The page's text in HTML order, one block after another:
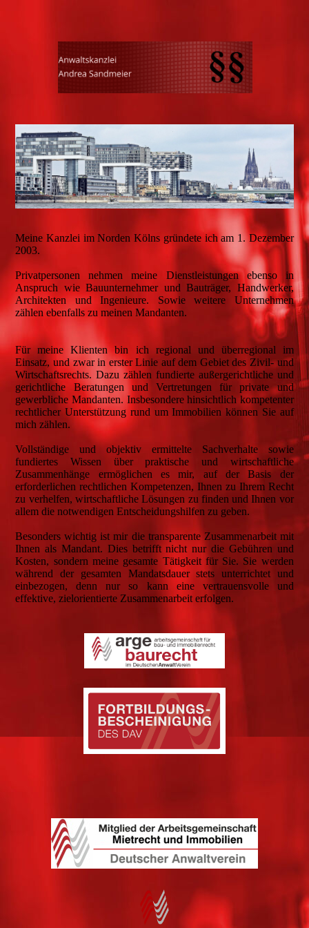
Meine Kanzlei im Norden Kölns gründete ich am 1. Dezember
2003.
Privatpersonen nehmen meine Dienstleistungen ebenso in
Anspruch wie Bauunternehmer und Bauträger, Handwerker,
Architekten und Ingenieure. Sowie weitere Unternehmen
zählen ebenfalls zu meinen Mandanten.
Für meine Klienten bin ich regional und überregional im
Einsatz, und zwar in erster Linie auf dem Gebiet des Zivil- und
Wirtschaftsrechts. Dazu zählen fundierte außergerichtliche und
gerichtliche Beratungen und Vertretungen für private und
gewerbliche Mandanten. Insbesondere hinsichtlich kompetenter
rechtlicher Unterstützung rund um Immobilien können Sie auf
mich zählen.
Vollständige und objektiv ermittelte Sachverhalte sowie
fundiertes Wissen über praktische und wirtschaftliche
Zusammenhänge ermöglichen es mir, auf der Basis der
erforderlichen rechtlichen Kompetenzen, Ihnen zu Ihrem Recht
zu verhelfen, wirtschaftliche Lösungen zu finden und Ihnen vor
allem die notwendigen Entscheidungshilfen zu geben.
Besonders wichtig ist mir die transparente Zusammenarbeit mit
Ihnen als Mandant. Dies betrifft nicht nur die Gebühren und
Kosten, sondern meine gesamte Tätigkeit für Sie. Sie werden
während der gesamten Mandatsdauer stets unterrichtet und
einbezogen, denn nur so kann eine vertrauensvolle und
effektive, zielorientierte Zusammenarbeit erfolgen.